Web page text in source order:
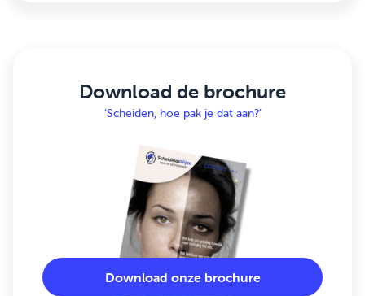
Download de brochure
‘Scheiden, hoe pak je dat aan?’
Download onze brochure